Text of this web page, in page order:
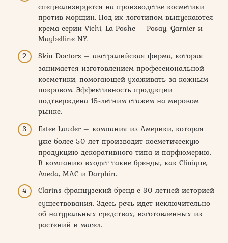
специализируется на производстве косметики
против морщин. Под их логотипом выпускаются
крема серии Vichi, La Poshe – Posay, Garnier и
Maybelline NY.
Skin Doctors – австралийская фирма, которая
занимается изготовлением профессиональной
косметики, помогающей ухаживать за кожным
покровом. Эффективность продукции
подтверждена 15-летним стажем на мировом
рынке.
Estee Lauder – компания из Америки, которая
уже более 50 лет производит косметическую
продукцию декоративного типа и парфюмерию.
В компанию входят такие бренды, как Clinique,
Aveda, MAC и Darphin.
Clarins французский бренд с 30-летней историей
существования. Здесь речь идет исключительно
об натуральных средствах, изготовленных из
растений и масел.